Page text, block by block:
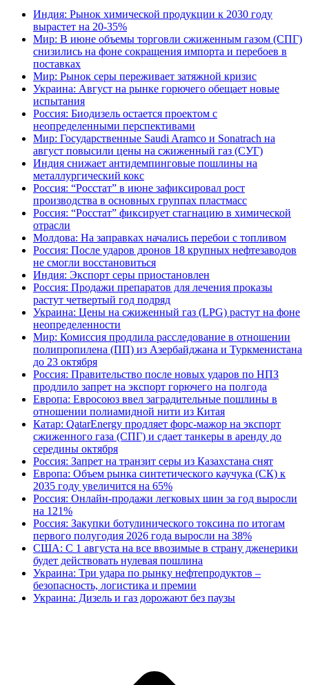
Индия: Рынок химической продукции к 2030 году
вырастет на 20-35%
Мир: В июне объемы торговли сжиженным газом (СПГ)
снизились на фоне сокращения импорта и перебоев в
поставках
Мир: Рынок серы переживает затяжной кризис
Украина: Август на рынке горючего обещает новые
испытания
Россия: Биодизель остается проектом с
неопределенными перспективами
Мир: Государственные Saudi Aramco и Sonatrach на
август повысили цены на сжиженный газ (СУГ)
Индия снижает антидемпинговые пошлины на
металлургический кокс
Россия: “Росстат” в июне зафиксировал рост
производства в основных группах пластмасс
Россия: “Росстат” фиксирует стагнацию в химической
отрасли
Молдова: На заправках начались перебои с топливом
Россия: После ударов дронов 18 крупных нефтезаводов
не смогли восстановиться
Индия: Экспорт серы приостановлен
Россия: Продажи препаратов для лечения проказы
растут четвертый год подряд
Украина: Цены на сжиженный газ (LPG) растут на фоне
неопределенности
Мир: Комиссия продлила расследование в отношении
полипропилена (ПП) из Азербайджана и Туркменистана
до 23 октября
Россия: Правительство после новых ударов по НПЗ
продлило запрет на экспорт горючего на полгода
Европа: Евросоюз ввел заградительные пошлины в
отношении полиамидной нити из Китая
Катар: QatarEnergy продляет форс-мажор на экспорт
сжиженного газа (СПГ) и сдает танкеры в аренду до
середины октября
Россия: Запрет на транзит серы из Казахстана снят
Европа: Объем рынка синтетического каучука (СК) к
2035 году увеличится на 65%
Россия: Онлайн-продажи легковых шин за год выросли
на 121%
Россия: Закупки ботулинического токсина по итогам
первого полугодия 2026 года выросли на 38%
США: С 1 августа на все ввозимые в страну дженерики
будет действовать нулевая пошлина
Украина: Три удара по рынку нефтепродуктов –
безопасность, логистика и премии
Украина: Дизель и газ дорожают без паузы